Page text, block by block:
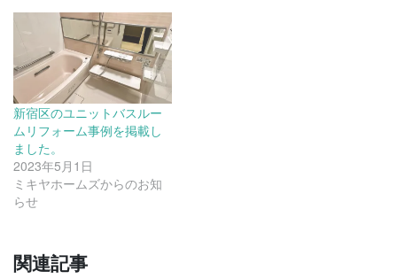
新宿区のユニットバスルー
ムリフォーム事例を掲載し
ました。
2023年5月1日
ミキヤホームズからのお知
らせ
関連記事